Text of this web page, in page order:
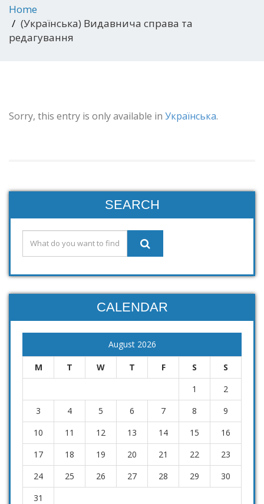
Home
(Українська) Видавнича справа та
редагування
Sorry, this entry is only available in Українська.
SEARCH
CALENDAR
August 2026
M T W T F S
S
1
2
3
4 5 6 7 8
9
10
11 12 13 14 15
16
17
18 19 20 21 22
23
24
25 26 27 28 29
30
31